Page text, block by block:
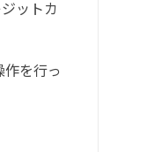
ットカ
を行っ